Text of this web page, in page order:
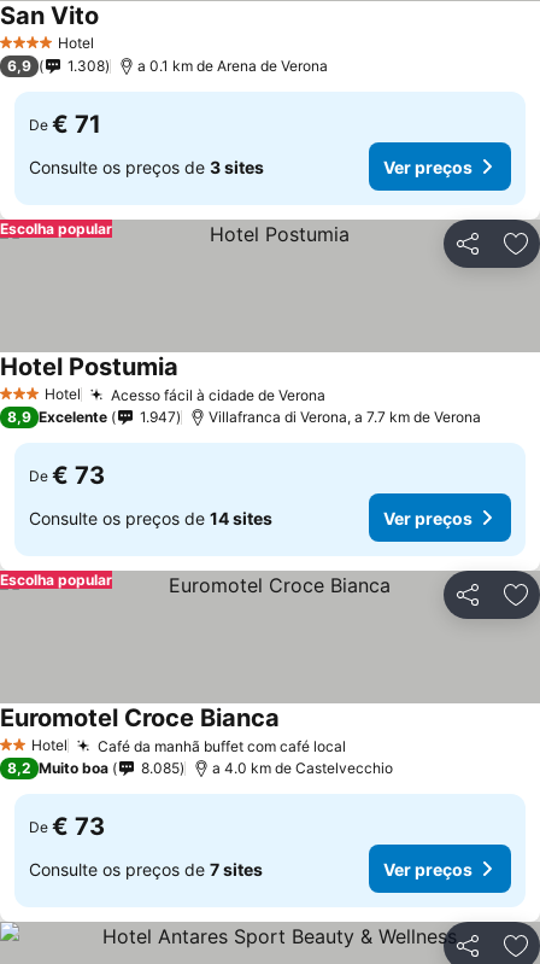
4 EstrelasHotel
San Vito
6,9 1.308 a 0.1 km de Arena de Verona
De € 71
Consulte os preços de 3 sites Ver preços
Partilhar
Escolha popular
3 EstrelasHotel Acesso fácil à cidade de Verona
Hotel Postumia
8,9 Excelente 1.947 Villafranca di Verona, a 7.7 km de Verona
De € 73
Consulte os preços de 14 sites Ver preços
Partilhar
Escolha popular
2 Estrelas
Hotel Café da manhã buffet com café local
Euromotel Croce Bianca
8,2 Muito boa 8.085 a 4.0 km de Castelvecchio
De € 73
Consulte os preços de 7 sites Ver preços
Partilhar